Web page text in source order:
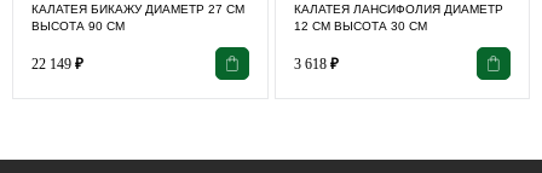
КАЛАТЕЯ БИКАЖУ ДИАМЕТР 27 СМ
ВЫСОТА 90 СМ
22 149 ₽
КАЛАТЕЯ ЛАНСИФОЛИЯ ДИАМЕТР
12 СМ ВЫСОТА 30 СМ
3 618 ₽